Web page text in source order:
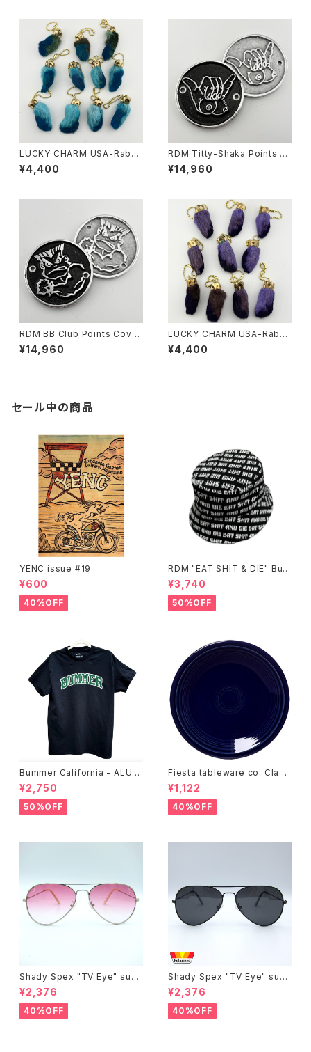
LUCKY CHARM USA-Rabbi
ts Foot key chain,Teal N.O.
S.
¥4,400
RDM Titty-Shaka Points C
over for HD
¥14,960
RDM BB Club Points Cover
for HD
¥14,960
LUCKY CHARM USA-Rabbi
ts Foot key chain,Purple N.
O.S.
¥4,400
セール中の商品
YENC issue #19
¥600
40%OFF
RDM "EAT SHIT & DIE" Buc
ket Hat
¥3,740
50%OFF
Bummer California - ALUM
T-SHIRT,black
¥2,750
50%OFF
Fiesta tableware co. Class
ic Rim 7-1/4 Inch Salad Pla
te
¥1,122
40%OFF
Shady Spex "TV Eye" sung
lasses, Silver w/Rose Grad
ient lenses
¥2,376
40%OFF
Shady Spex "TV Eye" sung
lasses, Black w/Polarized
Grey lenses
¥2,376
40%OFF